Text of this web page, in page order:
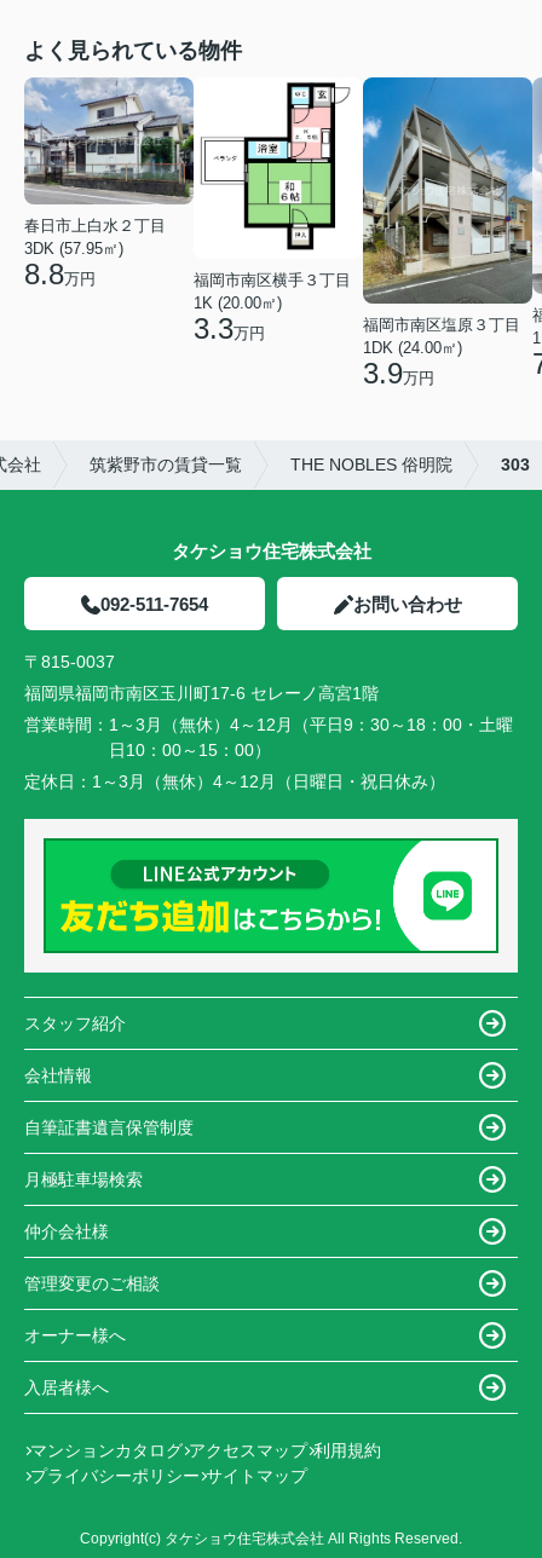
よく見られている物件
春日市上白水２丁目
3DK (57.95㎡)
8.8万円
福岡市南区横手３丁目
1K (20.00㎡)
3.3万円
福岡市南区塩原３丁目
1DK (24.00㎡)
3.9万円
会社 筑紫野市の賃貸一覧 THE NOBLES 俗明院 303
タケショウ住宅株式会社
092-511-7654 お問い合わせ
〒815-0037
福岡県福岡市南区玉川町17-6 セレーノ高宮1階
営業時間： 1～3月（無休）4～12月（平日9：30～18：00・土曜
日10：00～15：00）
定休日： 1～3月（無休）4～12月（日曜日・祝日休み）
スタッフ紹介
会社情報
自筆証書遺言保管制度
月極駐車場検索
仲介会社様
管理変更のご相談
オーナー様へ
入居者様へ
マンションカタログ アクセスマップ 利用規約
プライバシーポリシー サイトマップ
Copyright(c) タケショウ住宅株式会社 All Rights Reserved.